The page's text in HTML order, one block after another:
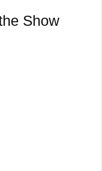
Show